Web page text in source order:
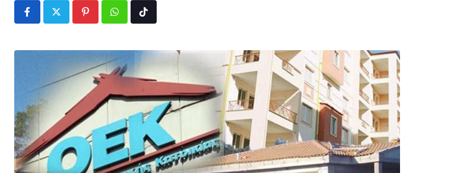
PinterestWhatsappTiktok